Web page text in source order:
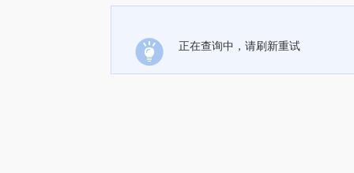
正在查询中，请刷新重试